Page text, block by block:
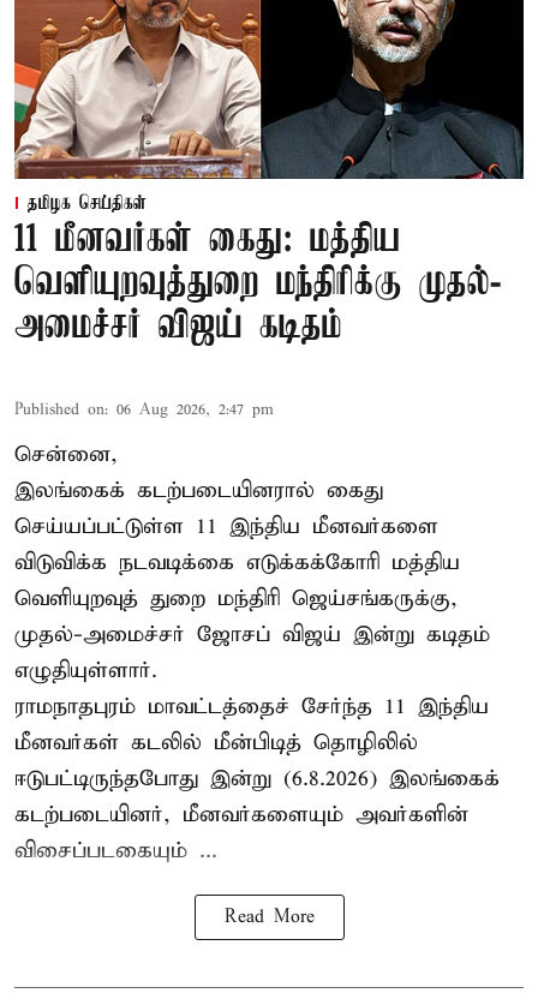
தமிழக செய்திகள்
11 மீனவர்கள் கைது: மத்திய
வெளியுறவுத்துறை மந்திரிக்கு முதல்-
அமைச்சர் விஜய் கடிதம்
Published on: 06 Aug 2026, 2:47 pm
சென்னை,
இலங்கைக் கடற்படையினரால் கைது
செய்யப்பட்டுள்ள 11 இந்திய மீனவர்களை
விடுவிக்க நடவடிக்கை எடுக்கக்கோரி மத்திய
வெளியுறவுத் துறை மந்திரி ஜெய்சங்கருக்கு,
முதல்-அமைச்சர் ஜோசப் விஜய் இன்று கடிதம்
எழுதியுள்ளார்.
ராமநாதபுரம் மாவட்டத்தைச் சேர்ந்த 11 இந்திய
மீனவர்கள் கடலில் மீன்பிடித் தொழிலில்
ஈடுபட்டிருந்தபோது இன்று (6.8.2026) இலங்கைக்
கடற்படையினர், மீனவர்களையும் அவர்களின்
விசைப்படகையும் ...
Read More